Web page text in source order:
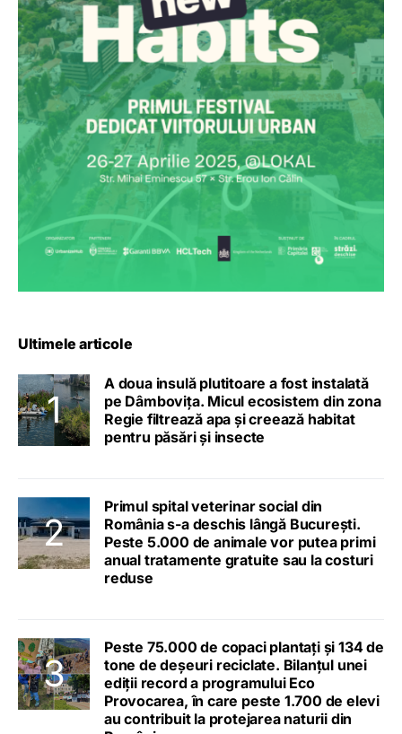
Ultimele articole
A doua insulă plutitoare a fost instalată
pe Dâmbovița. Micul ecosistem din zona
Regie filtrează apa și creează habitat
pentru păsări și insecte
Primul spital veterinar social din
România s-a deschis lângă București.
Peste 5.000 de animale vor putea primi
anual tratamente gratuite sau la costuri
reduse
Peste 75.000 de copaci plantați și 134 de
tone de deșeuri reciclate. Bilanțul unei
ediții record a programului Eco
Provocarea, în care peste 1.700 de elevi
au contribuit la protejarea naturii din